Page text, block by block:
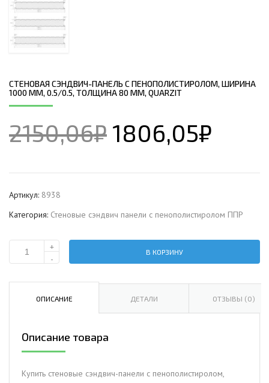
СТЕНОВАЯ СЭНДВИЧ-ПАНЕЛЬ С ПЕНОПОЛИСТИРОЛОМ, ШИРИНА
1000 ММ, 0.5/0.5, ТОЛЩИНА 80 ММ, QUARZIT
2150,06₽ 1806,05₽
Артикул: 8938
Категория: Стеновые сэндвич панели с пенополистиролом ППР
Количество
сэндвич-
ширина
1000
0.5/0.5,
+
-
В КОРЗИНУ
ОПИСАНИЕ ДЕТАЛИ ОТЗЫВЫ (0)
Описание товара
Купить стеновые сэндвич-панели с пенополистиролом,